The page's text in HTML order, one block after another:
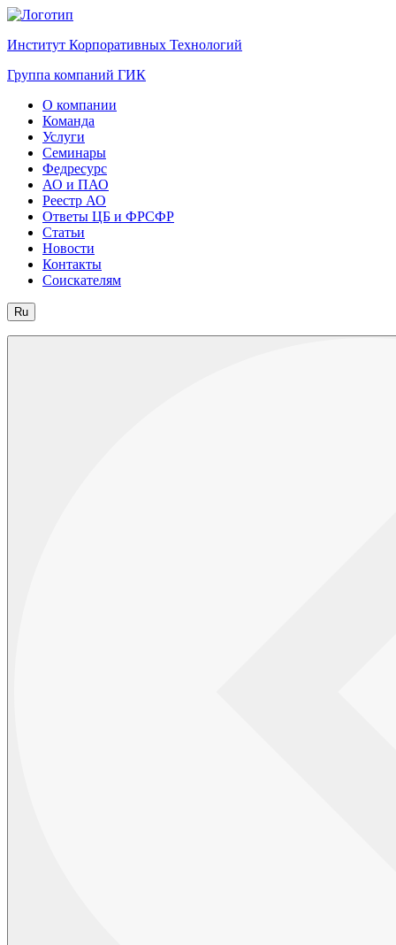
Институт Корпоративных Технологий
Группа компаний ГИК
О компании
Команда
Услуги
Семинары
Федресурс
АО и ПАО
Реестр АО
Ответы ЦБ и ФРСФР
Статьи
Новости
Контакты
Соискателям
Ru